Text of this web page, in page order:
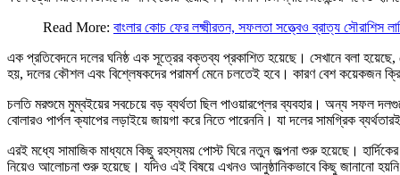
Read More: বাংলার কোচ ফের লক্ষ্মীরতন, সফলতা সত্ত্বেও ব্রাত্য সৌরাশিস
এক প্রতিবেদনে দলের ঘনিষ্ঠ এক সূত্রের বক্তব্য প্রকাশিত হয়েছে। সেখানে বলা হয়েছে,
হয়, দলের কৌশল এবং বিশ্লেষকদের পরামর্শ মেনে চলতেই হবে। কারণ বেশ কয়েকজন
চলতি মরশুমে মুম্বইয়ের সবচেয়ে বড় ব্যর্থতা ছিল পাওয়ারপ্লের ব্যবহার। অন্য সফল
বোলারও পার্পল ক্যাপের লড়াইয়ে জায়গা করে নিতে পারেননি। যা দলের সামগ্রিক
এরই মধ্যে সামাজিক মাধ্যমে কিছু রহস্যময় পোস্ট ঘিরে নতুন জল্পনা শুরু হয়েছে।
নিয়েও আলোচনা শুরু হয়েছে। যদিও এই বিষয়ে এখনও আনুষ্ঠানিকভাবে কিছু জানানো